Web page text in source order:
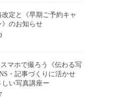
改定と《早期ご予約キャ
》のお知らせ
マホで撮ろう《伝わる写
・記事づくりに活かせ
しい写真講座ー